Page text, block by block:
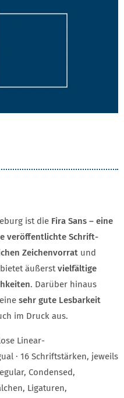
ist die Fira Sans – eine
veröffentlichte Schrift­
Zeichen­vorrat und
bietet äußerstvielfältige
. Darüber hinaus
sehr gute Lesbarkeit
im Druck aus.
Linear-
· 16 Schriftstärken, jeweils
Condensed,
Ligaturen,